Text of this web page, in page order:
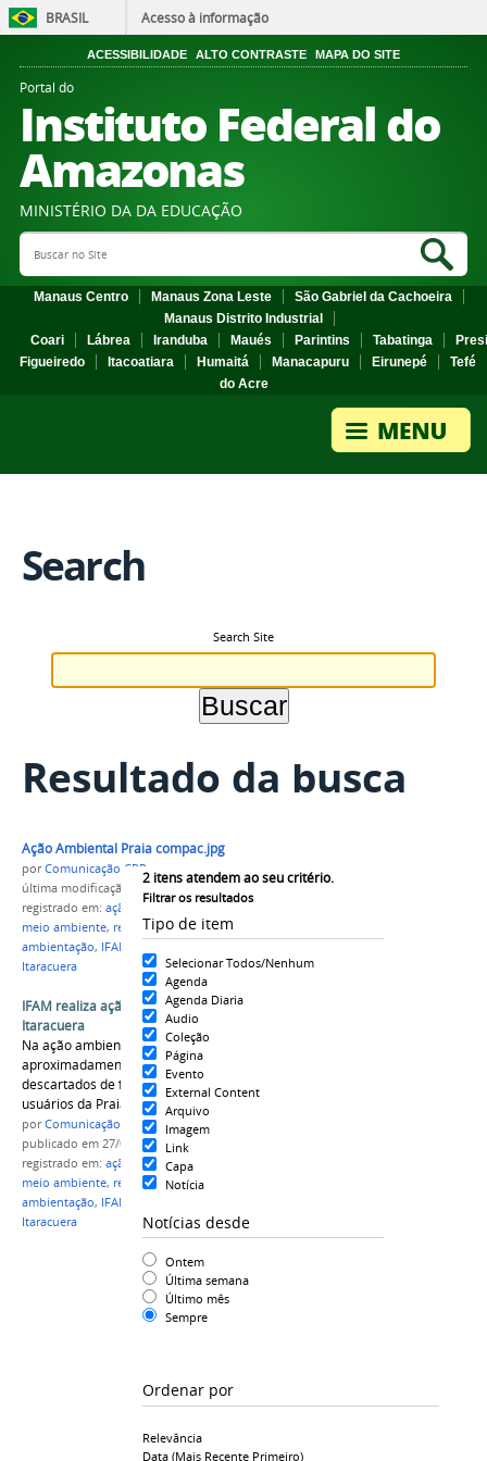
BRASIL Acesso à informação
ACESSIBILIDADE ALTO CONTRASTE MAPA DO SITE
Portal do
Instituto Federal do
Amazonas
MINISTÉRIO DA DA EDUCAÇÃO
Search Site
Manaus Centro Manaus Zona Leste
São Gabriel da Cachoeira
Manaus Distrito Industrial
Coari
Lábrea Iranduba Maués Parintins Tabatinga
Figueiredo
Itacoatiara Humaitá Manacapuru Eirunepé
Tefé
do Acre
Search
Search Site
Resultado da busca
2 itens atendem ao seu critério.
Filtrar os resultados
Tipo de item
Selecionar Todos/Nenhum
Agenda
Agenda Diaria
Audio
Coleção
Página
Evento
External Content
Arquivo
Imagem
Link
Capa
Notícia
Notícias desde
Ontem
Última semana
Último mês
Sempre
Ordenar por
Relevância
Data (mais Recente Primeiro)
Ação Ambiental Praia compac.jpg
porComunicação CPR
última modificação
em 27/08/2021 18h21
registrado em: ação ambiental ,curso técnico em
meio ambiente, resíduos sólidos,impactos
ambientação, IFAM Campus Parintins
Itaracuera
IFAM realiza ação ambiental na Praia de
Itaracuera
Na ação ambiental foram retirados
aproximadamente 200 kg de resíduos sólidos
descartados de forma inadequada pelos
usuários da Praia de Itaracuera.
porComunicação CPR
publicado em 27/08/2021
registrado em: ação ambiental,
meio ambiente, resíduos sólidos
ambientação, IFAM Campus Parintins
Itaracuera